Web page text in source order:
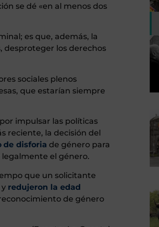
se dé «en al menos dos
es que, además, la
desproteger los derechos
sociales plenos
que estarían siempre
impulsar las políticas
reciente, la decisión del
de disforia de género para
el género.
que un solicitante
redujeron la edad
de género